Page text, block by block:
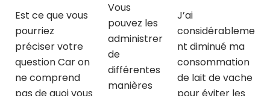
Est ce que vous
pourriez
préciser votre
question Car on
ne comprend
Vous
pouvez les
administrer
de
différentes
manières
J’ai
considérableme
nt diminué ma
consommation
de lait de vache